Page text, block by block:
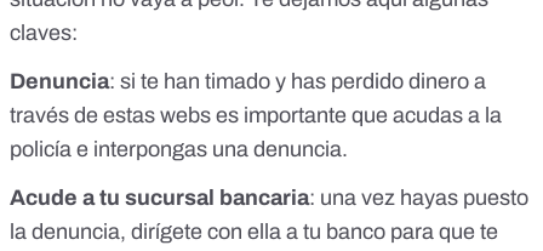
claves:
Denuncia: si te han timado y has perdido dinero a
través de estas webs es importante que acudas a la
policía e interpongas una denuncia.
Acude a tu sucursal bancaria: una vez hayas puesto
la denuncia, dirígete con ella a tu banco para que te